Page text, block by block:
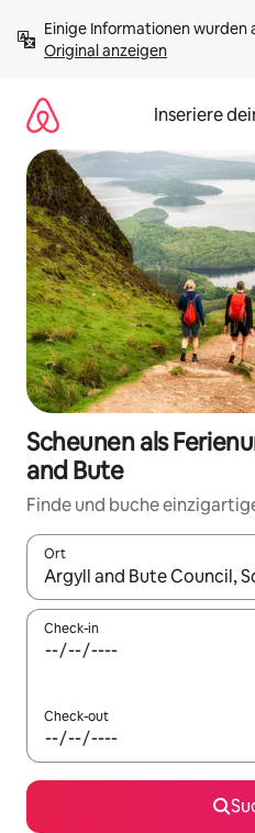
Inhalten
springenOriginal anzeigen
Inseriere
Scheunen als
and Bute
Finde und buche
Ort
Wenn Ergebnisse verfügbar
Check-in
Check-out